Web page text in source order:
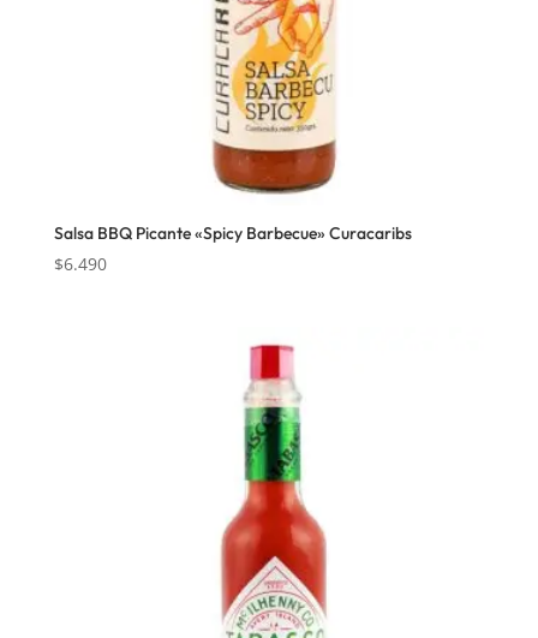
Salsa BBQ Picante «Spicy Barbecue» Curacaribs
$6.490